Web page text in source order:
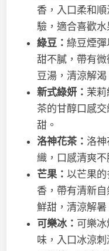
香，入口柔和
驗，適合喜歡水
綠豆：綠豆煙
甜不膩，帶有
豆湯，清涼解渴
新式綠妍： 茉
茶的甘醇口感
甜。
洛神花茶： 洛
織，口感清爽不
芒果：以芒果
香，帶有清新
鮮甜，清涼解暑
可樂冰： 可樂
味，入口冰涼